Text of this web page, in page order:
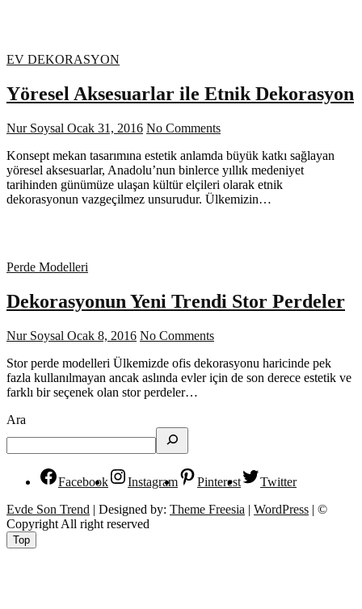
EV DEKORASYON
Yöresel Aksesuarlar ile Etnik Dekorasyon
Nur Soysal Ocak 31, 2016 No Comments
Konsept mekan tasarımına estetik anlamda büyük katkı sağlayan
yöresel aksesuarlar, Anadolu’nun binlerce yıllık medeniyet
tarihinden günümüze ulaşan kültür elçileri olarak etnik
dekorasyonun vazgeçilmez unsurudur. Ülkemizin…
Perde Modelleri
Dekorasyonun Yeni Trendi Stor Perdeler
Nur Soysal Ocak 8, 2016 No Comments
Stor perde modelleri Ülkemizde ofis dekorasyonu haricinde pek
fazla kullanılmayan ancak aslında evler için de son derece estetik ve
farklı bir seçenek olan stor perdeler…
Ara
Facebook Instagram Pinterest
Twitter
Evde Son Trend | Designed by: Theme Freesia | WordPress | ©
Copyright All right reserved
Top